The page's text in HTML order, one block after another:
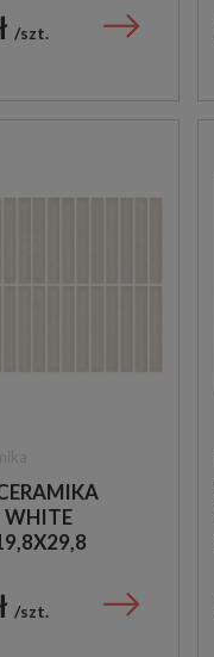
szt.
WHITE
szt.